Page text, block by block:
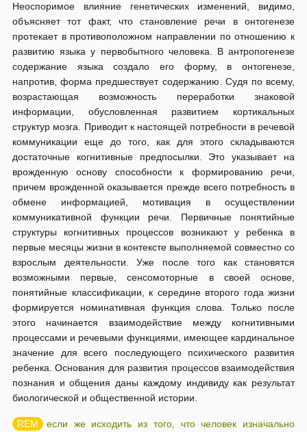
Неоспоримое влияние генетических изменений, видимо,
объясняет тот факт, что становление речи в онтогенезе
протекает в противоположном направлении по отношению к
развитию языка у первобытного человека. В антропогенезе
содержание языка создало его форму, в онтогенезе,
напротив, форма предшествует содержанию. Судя по всему,
возрастающая возможность переработки знаковой
информации, обусловленная развитием кортикальных
структур мозга. Приводит к настоящей потребности в речевой
коммуникации еще до того, как для этого складываются
достаточные когнитивные предпосылки. Это указывает на
врожденную основу способности к формированию речи,
причем врожденной оказывается прежде всего потребность в
обмене информацией, мотивация в осуществлении
коммуникативной функции речи. Первичные понятийные
структуры когнитивных процессов возникают у ребенка в
первые месяцы жизни в контексте выполняемой совместно со
взрослым деятельности. Уже после того как становятся
возможными первые, сенсомоторные в своей основе,
понятийные классификации, к середине второго года жизни
формируется номинативная функция слова. Только после
этого начинается взаимодействие между когнитивными
процессами и речевыми функциями, имеющее кардинальное
значение для всего последующего психического развития
ребенка. Основания для развития процессов взаимодействия
познания и общения даны каждому индивиду как результат
биологической и общественной истории.
если же исходить из того, что человек изначально